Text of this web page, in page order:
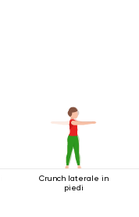
Crunch laterale in
piedi